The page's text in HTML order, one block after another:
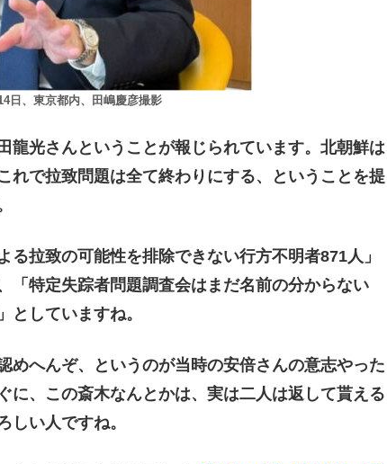
日、東京都内、田嶋慶彦撮影
光さんということが報じられています。北朝鮮は
れで拉致問題は全て終わりにする、ということを提
る拉致の可能性を排除できない行方不明者871人」
「特定失踪者問題調査会はまだ名前の分からない
としていますね。
へんぞ、というのが当時の安倍さんの意志やった
に、この斎木なんとかは、実は二人は返して貰える
しい人ですね。